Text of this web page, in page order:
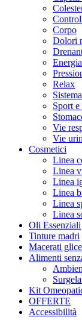
Corpo
Dolori
Relax
Sport
Vie
Vie
Cosmetici
Linea
Linea
Linea
Linea
Linea
Linea
Oli Essenziali
Tinture madri
Macerati
Alimenti
Kit
OFFERTE
Accessibilità